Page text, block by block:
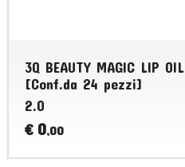
3Q BEAUTY MAGIC LIP OIL
[Conf.da 24 pezzi]
2.0
€ 0,00